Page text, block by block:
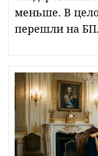
меньше. В
перешли на